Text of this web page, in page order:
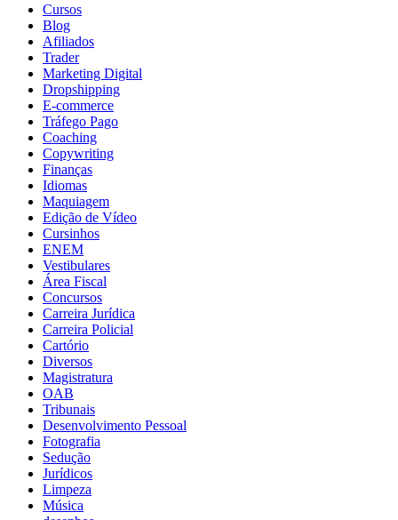
Cursos
Blog
Afiliados
Trader
Marketing Digital
Dropshipping
E-commerce
Tráfego Pago
Coaching
Copywriting
Finanças
Idiomas
Maquiagem
Edição de Vídeo
Cursinhos
ENEM
Vestibulares
Área Fiscal
Concursos
Carreira Jurídica
Carreira Policial
Cartório
Diversos
Magistratura
OAB
Tribunais
Desenvolvimento Pessoal
Fotografia
Sedução
Jurídicos
Limpeza
Música